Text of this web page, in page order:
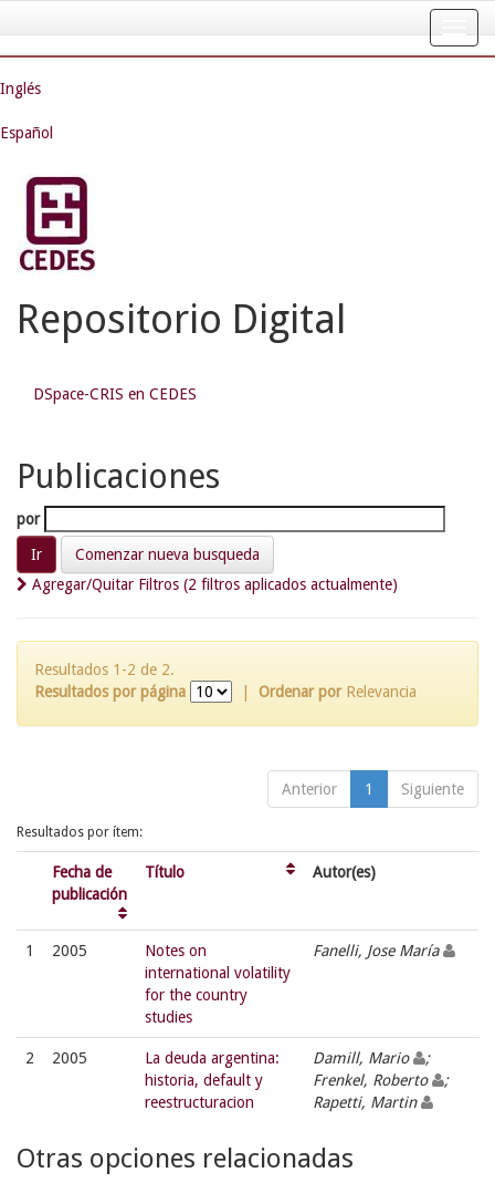
navigation
Inglés
Español
Repositorio Digital
DSpace-CRIS en CEDES
Publicaciones
por
Comenzar nueva busqueda
Agregar/Quitar Filtros (2 filtros aplicados actualmente)
Resultados 1-2 de 2.
Resultados por página
Ordenar por Relevancia
Anterior 1 Siguiente
Resultados por ítem:
Fecha de
publicación
Título Autor(es)
1 2005
Notes on
international volatility
for the country
studies
Fanelli, Jose María
2 2005
La deuda argentina:
historia, default y
reestructuracion
Damill, Mario
;
Frenkel, Roberto
;
Rapetti, Martin
Otras opciones relacionadas